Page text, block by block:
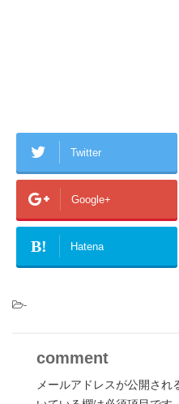
Twitter
Google+
B! Hatena
-
comment
メールアドレスが公開され